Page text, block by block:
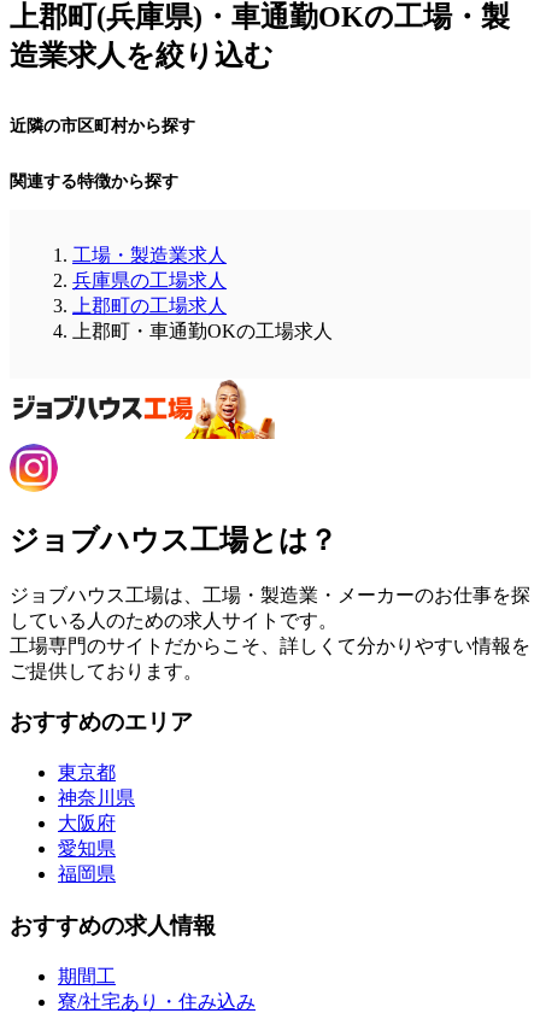
上郡町(兵庫県)・車通勤OKの工場・製
造業求人を絞り込む
近隣の市区町村から探す
関連する特徴から探す
工場・製造業求人
兵庫県の工場求人
上郡町の工場求人
上郡町・車通勤OKの工場求人
ジョブハウス工場とは？
ジョブハウス工場は、工場・製造業・メーカーのお仕事を探
している人のための求人サイトです。
工場専門のサイトだからこそ、詳しくて分かりやすい情報を
ご提供しております。
おすすめのエリア
東京都
神奈川県
大阪府
愛知県
福岡県
おすすめの求人情報
期間工
寮/社宅あり・住み込み